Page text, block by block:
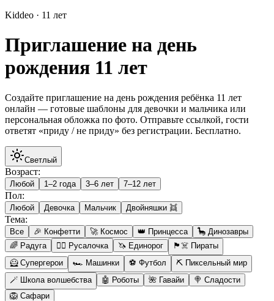
Kiddeo · 11 лет
Приглашение на день
рождения 11 лет
Создайте приглашение на день рождения ребёнка 11 лет
онлайн — готовые шаблоны для девочки и мальчика или
персональная обложка по фото. Отправьте ссылкой, гости
ответят «приду / не приду» без регистрации. Бесплатно.
Светлый
Возраст:
Любой 1–2 года 3–6 лет 7–12 лет
Пол:
Любой Девочка Мальчик Двойняшки 👯
Тема:
Все 🎉 Конфетти 🚀 Космос 👑 Принцесса
🦕 Динозавры
🌈 Радуга
🧜‍♀️ Русалочка 🦄 Единорог
🏴‍☠️ Пираты
🦸 Супергерои
🏎️ Машинки ⚽ Футбол
⛏️ Пиксельный мир
🪄 Школа волшебства
🤖 Роботы 🌺 Гавайи
🍭 Сладости
🦁 Сафари